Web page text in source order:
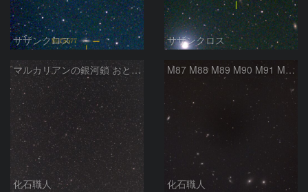
サザンクロス サザンクロス
マルカリアンの銀河鎖 おとめ座・ かみのけ座の銀河
化石職人
M87 M88 M89 M90 M91 M100 マルカリアンの銀河鎖 おとめ座 かみのけ座
化石職人